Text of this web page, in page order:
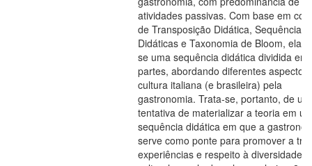
atividades passivas. Com base em
de Transposição Didática, Sequências
Didáticas e Taxonomia de Bloom,
se uma sequência didática dividida em
partes, abordando diferentes aspectos
cultura italiana (e brasileira) pela
gastronomia. Trata-se, portanto, de
tentativa de materializar a teoria em
sequência didática em que a
serve como ponte para promover a
experiências e respeito à diversidade